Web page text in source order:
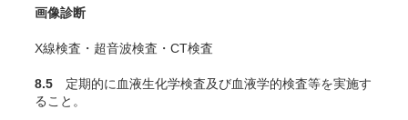
画像診断
X線検査・超音波検査・CT検査
8.5 定期的に血液生化学検査及び血液学的検査等を実施す
ること。